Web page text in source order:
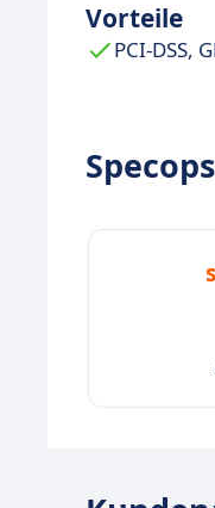
Vorteile
PCI-DSS,